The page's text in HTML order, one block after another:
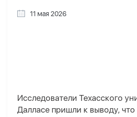
11 мая 2026
Исследователи Техасского
Далласе пришли к выводу,